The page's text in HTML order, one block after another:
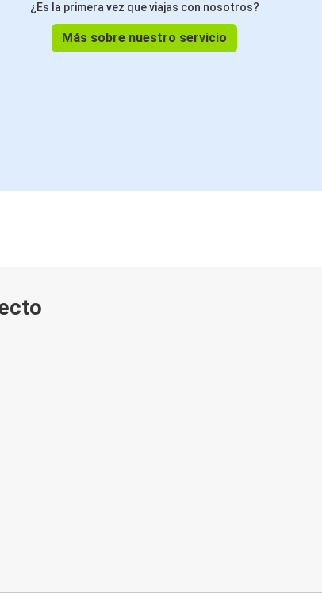
¿Es la primera vez que viajas con nosotros?
Más sobre nuestro servicio